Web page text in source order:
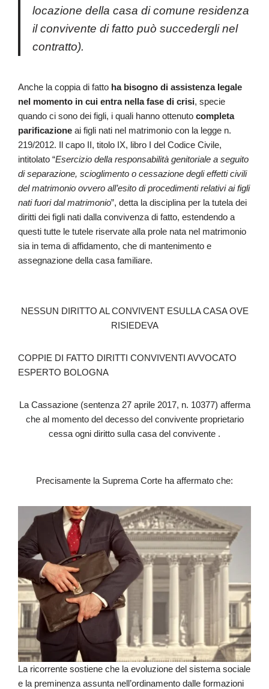
locazione della casa di comune residenza
il convivente di fatto può succedergli nel
contratto).
Anche la coppia di fatto ha bisogno di assistenza legale
nel momento in cui entra nella fase di crisi, specie
quando ci sono dei figli, i quali hanno ottenuto completa
parificazione ai figli nati nel matrimonio con la legge n.
219/2012. Il capo II, titolo IX, libro I del Codice Civile,
intitolato “Esercizio della responsabilità genitoriale a seguito
di separazione, scioglimento o cessazione degli effetti civili
del matrimonio ovvero all’esito di procedimenti relativi ai figli
nati fuori dal matrimonio”, detta la disciplina per la tutela dei
diritti dei figli nati dalla convivenza di fatto, estendendo a
questi tutte le tutele riservate alla prole nata nel matrimonio
sia in tema di affidamento, che di mantenimento e
assegnazione della casa familiare.
NESSUN DIRITTO AL CONVIVENT ESULLA CASA OVE
RISIEDEVA
COPPIE DI FATTO DIRITTI CONVIVENTI AVVOCATO
ESPERTO BOLOGNA
La Cassazione (sentenza 27 aprile 2017, n. 10377) afferma
che al momento del decesso del convivente proprietario
cessa ogni diritto sulla casa del convivente .
Precisamente la Suprema Corte ha affermato che:
La ricorrente sostiene che la evoluzione del sistema sociale
e la preminenza assunta nell’ordinamento dalle formazioni